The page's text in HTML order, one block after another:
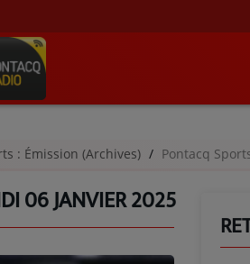
: Émission (Archives) Pontacq Sports -
06 JANVIER 2025